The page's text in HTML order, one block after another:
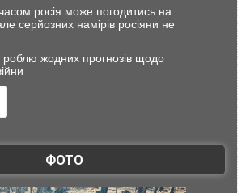
росія може погодитись на
серйозних намірів росіяни не
жодних прогнозів щодо
ФОТО